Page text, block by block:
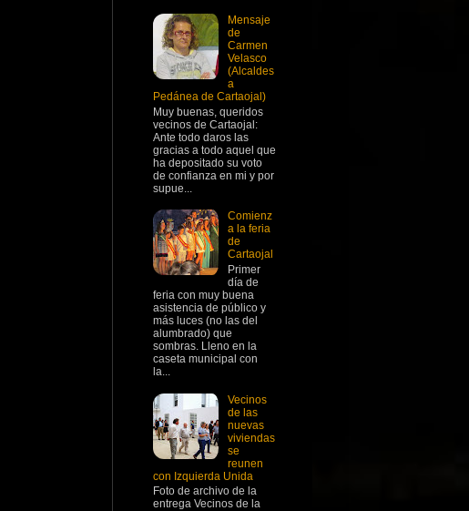
Mensaje
de
Carmen
Velasco
(Alcaldes
a
Pedánea de Cartaojal)
Muy buenas, queridos
vecinos de Cartaojal:
Ante todo daros las
gracias a todo aquel que
ha depositado su voto
de confianza en mi y por
supue...
Comienz
a la feria
de
Cartaojal
Primer
día de
feria con muy buena
asistencia de público y
más luces (no las del
alumbrado) que
sombras. Lleno en la
caseta municipal con
la...
Vecinos
de las
nuevas
viviendas
se
reunen
con Izquierda Unida
Foto de archivo de la
entrega Vecinos de la